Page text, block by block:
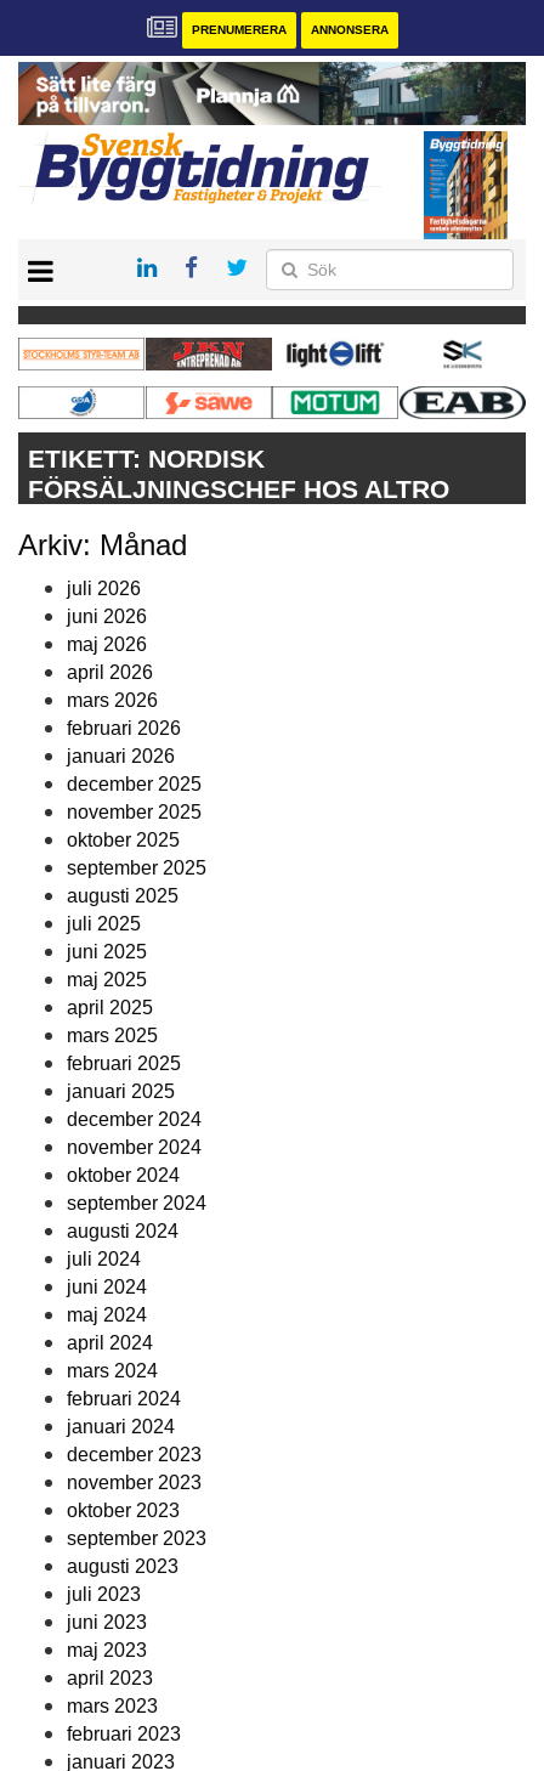
PRENUMERERA ANNONSERA
PRENUMERERA
VÅRA ANDRA MAGASIN
ANNONSERA
KONTAKT
ETIKETT: NORDISK
FÖRSÄLJNINGSCHEF HOS ALTRO
Arkiv: Månad
juli 2026
juni 2026
maj 2026
april 2026
mars 2026
februari 2026
januari 2026
december 2025
november 2025
oktober 2025
september 2025
augusti 2025
juli 2025
juni 2025
maj 2025
april 2025
mars 2025
februari 2025
januari 2025
december 2024
november 2024
oktober 2024
september 2024
augusti 2024
juli 2024
juni 2024
maj 2024
april 2024
mars 2024
februari 2024
januari 2024
december 2023
november 2023
oktober 2023
september 2023
augusti 2023
juli 2023
juni 2023
maj 2023
april 2023
mars 2023
februari 2023
januari 2023